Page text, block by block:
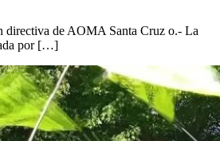
directiva de AOMA Santa Cruz o.- La
por […]